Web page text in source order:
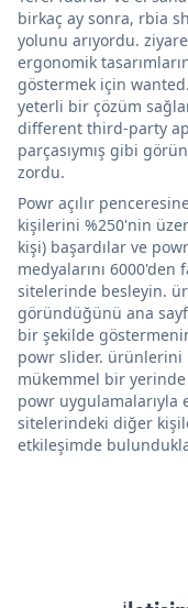
birkaç ay sonra, rbia
yolunu arıyordu.
ergonomik
göstermek için
yeterli bir çözüm
different third-party
parçasıymış gibi
zordu.
Powr açılır
kişilerini %250'nin
kişi) başardılar ve
medyalarını 6000'den
sitelerinde besleyin.
göründüğünü ana
bir şekilde
powr slider.
mükemmel bir yerinde
powr
sitelerindeki diğer
etkileşimde